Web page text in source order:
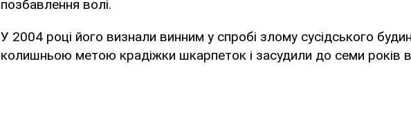
позбавлення волі.
У 2004 році його визнали винним у спробі злому сусідського
колишньою метою крадіжки шкарпеток і засудили до семи років